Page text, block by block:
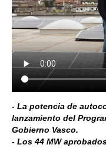
- La potencia de
lanzamiento del
Gobierno Vasco.
- Los 44 MW